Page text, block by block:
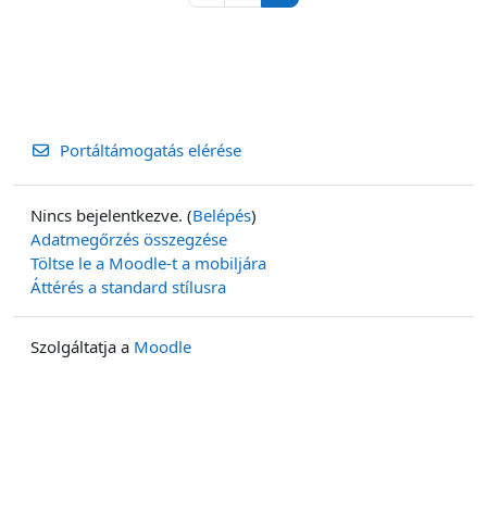
Portáltámogatás elérése
Nincs bejelentkezve. (Belépés)
Adatmegőrzés összegzése
Töltse le a Moodle-t a mobiljára
Áttérés a standard stílusra
Szolgáltatja a Moodle